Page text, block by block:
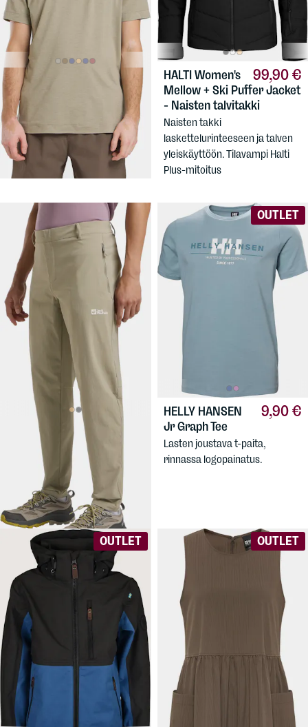
39,90 €
JACK
WOLFSKIN
Men's Travel
Polo
Joustava, tekninen pikeepaita
miehille.
99,90 €
HALTIWomen's
Mellow + Ski Puffer Jacket
- Naisten talvitakki
Naisten takki
laskettelurinteeseen ja talven
yleiskäyttöön. Tilavampi Halti
Plus-mitoitus
WOLFSKIN
Men's Hikeout
Todella kevyet, joustavat
miesten housut kesäkäyttöön.
OUTLET
9,90 €
HELLY HANSEN
Jr Graph Tee
Lasten joustava t-paita,
rinnassa logopainatus.
OUTLET OUTLET